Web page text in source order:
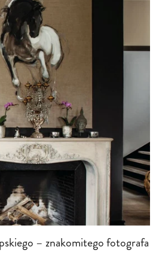
– znakomitego fotografa